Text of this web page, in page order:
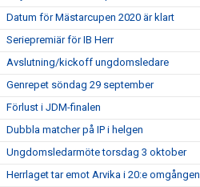
Datum för Mästarcupen 2020 är klart
Seriepremiär för IB Herr
Avslutning/kickoff ungdomsledare
Genrepet söndag 29 september
Förlust i JDM-finalen
Dubbla matcher på IP i helgen
Ungdomsledarmöte torsdag 3 oktober
Herrlaget tar emot Arvika i 20:e omgången